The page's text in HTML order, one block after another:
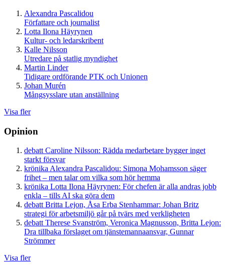
Alexandra Pascalidou
Författare och journalist
Lotta Ilona Häyrynen
Kultur- och ledarskribent
Kalle Nilsson
Utredare på statlig myndighet
Martin Linder
Tidigare ordförande PTK och Unionen
Johan Murén
Mångsysslare utan anställning
Visa fler
Opinion
debatt Caroline Nilsson: Rädda medarbetare bygger inget
starkt försvar
krönika Alexandra Pascalidou: Simona Mohamsson säger
frihet – men talar om vilka som hör hemma
krönika Lotta Ilona Häyrynen: För chefen är alla andras jobb
enkla – tills AI ska göra dem
debatt Britta Lejon, Åsa Erba Stenhammar: Johan Britz
strategi för arbetsmiljö går på tvärs med verkligheten
debatt Therese Svanström, Veronica Magnusson, Britta Lejon:
Dra tillbaka förslaget om tjänstemannaansvar, Gunnar
Strömmer
Visa fler